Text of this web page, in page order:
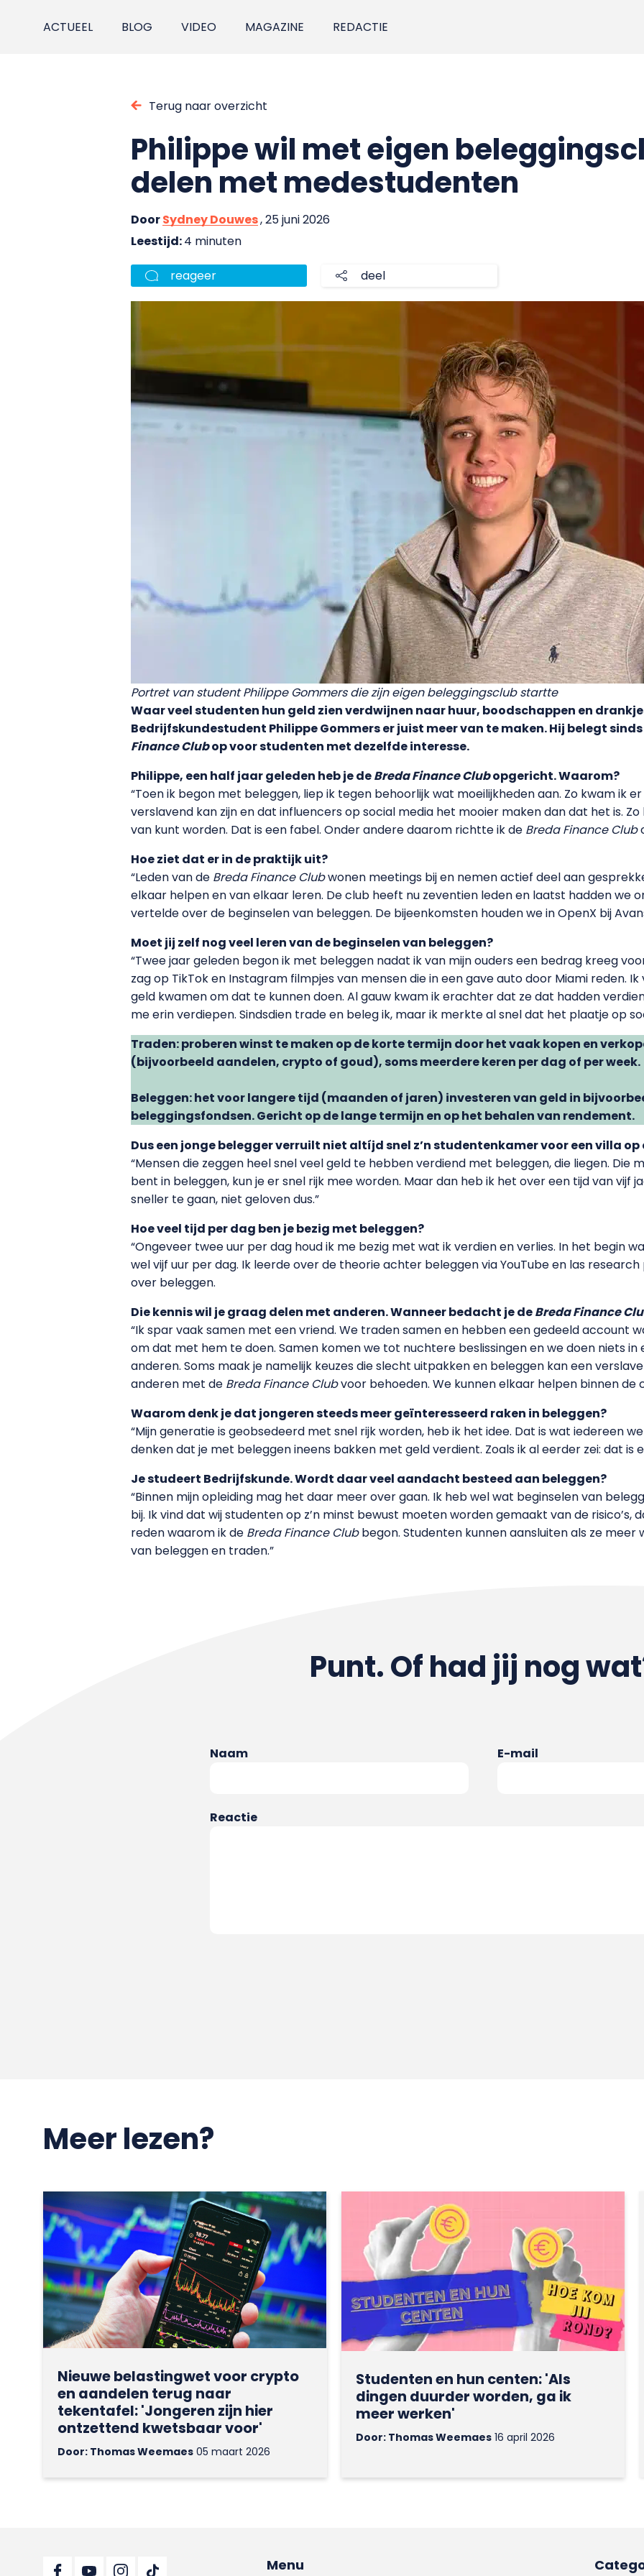
ACTUEEL BLOG VIDEO MAGAZINE REDACTIE
Terug naar overzicht
Philippe wil met eigen
delen met medestudenten
DoorSydney Douwes, 25 juni 2026
Leestijd:4 minuten
reageer deel
Portret van student Philippe Gommers die zijn eigen beleggingsclub startte
Waar veel studenten hun geld zien verdwijnen naar huur, boodschappen en
Bedrijfskundestudent Philippe Gommers er juist meer van te maken. Hij belegt
Finance Clubop voor studenten met dezelfde interesse.
Philippe, een half jaar geleden heb je deBreda Finance Clubopgericht. Waarom?
“Toen ik begon met beleggen, liep ik tegen behoorlijk wat moeilijkheden aan. Zo kwam ik
verslavend kan zijn en dat influencers op social media het mooier maken dan dat het is.
van kunt worden. Dat is een fabel. Onder andere daarom richtte ik de Breda Finance Club
Hoe ziet dat er in de praktijk uit?
“Leden van de Breda Finance Clubwonen meetings bij en nemen actief deel aan
elkaar helpen en van elkaar leren. De club heeft nu zeventien leden en laatst hadden we
vertelde over de beginselen van beleggen. De bijeenkomsten houden we in OpenX bij
Moet jij zelf nog veel leren van de beginselen van beleggen?
“Twee jaar geleden begon ik met beleggen nadat ik van mijn ouders een bedrag kreeg
zag op TikTok en Instagram filmpjes van mensen die in een gave auto door Miami reden.
geld kwamen om dat te kunnen doen. Al gauw kwam ik erachter dat ze dat hadden
me erin verdiepen. Sindsdien trade en beleg ik, maar ik merkte al snel dat het plaatje op
Traden: proberen winst te maken op de korte termijn door het vaak kopen en
(bijvoorbeeld aandelen, crypto of goud), soms meerdere keren per dag of per week.
Beleggen: het voor langere tijd (maanden of jaren) investeren van geld in
beleggingsfondsen. Gericht op de lange termijn en op het behalen van rendement.
Dus een jonge belegger verruilt niet altíjd snel z’n studentenkamer voor een villa
“Mensen die zeggen heel snel veel geld te hebben verdiend met beleggen, die liegen. Die
bent in beleggen, kun je er snel rijk mee worden. Maar dan heb ik het over een tijd van vijf
sneller te gaan, niet geloven dus.”
Hoe veel tijd per dag ben je bezig met beleggen?
“Ongeveer twee uur per dag houd ik me bezig met wat ik verdien en verlies. In het begin
wel vijf uur per dag. Ik leerde over de theorie achter beleggen via YouTube en las
over beleggen.
Die kennis wil je graag delen met anderen. Wanneer bedacht je deBreda Finance
“Ik spar vaak samen met een vriend. We traden samen en hebben een gedeeld account
om dat met hem te doen. Samen komen we tot nuchtere beslissingen en we doen niets in
anderen. Soms maak je namelijk keuzes die slecht uitpakken en beleggen kan een
anderen met de Breda Finance Clubvoor behoeden. We kunnen elkaar helpen binnen de
Waarom denk je dat jongeren steeds meer geïnteresseerd raken in beleggen?
“Mijn generatie is geobsedeerd met snel rijk worden, heb ik het idee. Dat is wat iedereen
denken dat je met beleggen ineens bakken met geld verdient. Zoals ik al eerder zei: dat is
Je studeert Bedrijfskunde. Wordt daar veel aandacht besteed aan beleggen?
“Binnen mijn opleiding mag het daar meer over gaan. Ik heb wel wat beginselen van
bij. Ik vind dat wij studenten op z’n minst bewust moeten worden gemaakt van de risico’s,
reden waarom ik de Breda Finance Clubbegon. Studenten kunnen aansluiten als ze meer
van beleggen en traden.”
Punt. Of had jij nog
Naam E-mail
Reactie
Meer lezen?
Nieuwe belastingwet voor crypto
en aandelen terug naar
tekentafel: 'Jongeren zijn hier
ontzettend kwetsbaar voor'
Door: Thomas Weemaes 05 maart 2026
Studenten en hun centen: 'Als
dingen duurder worden, ga ik
meer werken'
Door: Thomas Weemaes16 april 2026
Menu